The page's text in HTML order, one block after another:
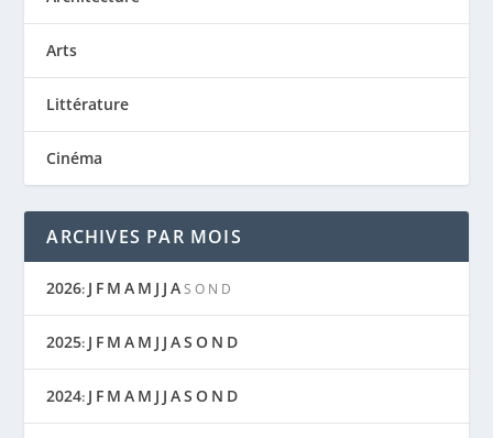
Arts
Littérature
Cinéma
ARCHIVES PAR MOIS
2026: J F M A M J J A S O N D
2025: J F M A M J J AS O N D
2024: J F M A M J J AS O N D